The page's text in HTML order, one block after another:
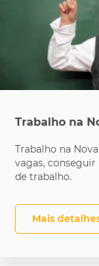
Trabalho na
Trabalho na
vagas,
de trabalho.
Mais